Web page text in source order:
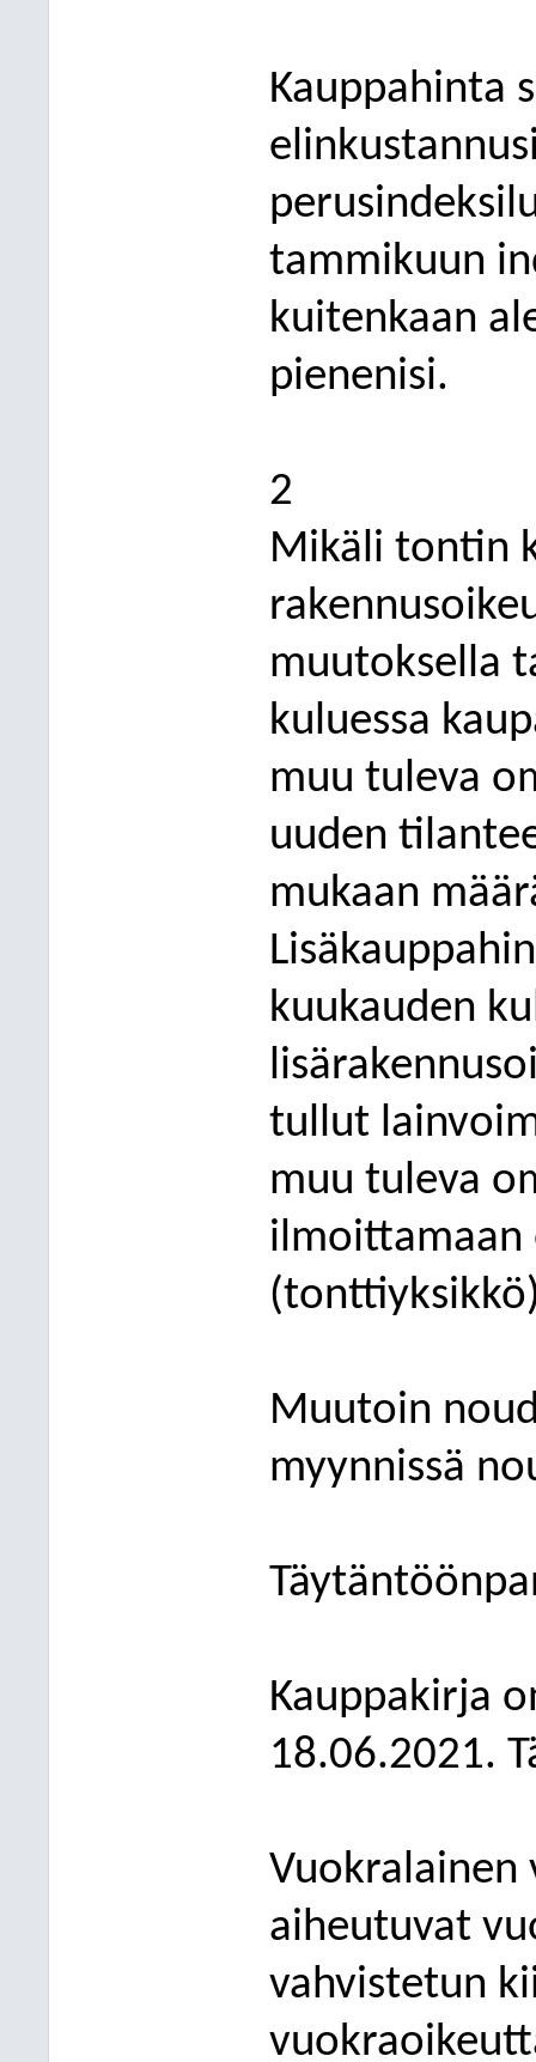
Kauppahinta
tammikuun
kuitenkaan
pienenisi.
2
Mikäli tontin
muutoksella
kuluessa
muu tuleva
uuden
mukaan
kuukauden
tullut
muu tuleva
ilmoittamaan
Muutoin
myynnissä
Kauppakirja
18.06.2021.
Vuokralainen
aiheutuvat
vahvistetun